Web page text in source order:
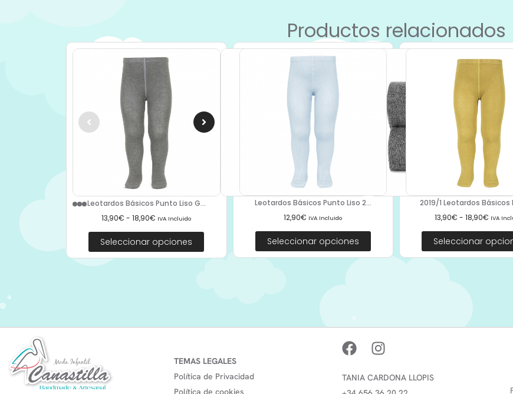
Productos relacionados
Leotardos Básicos Punto Liso G...
13,90€ - 18,90€ IVA Incluido
Seleccionar opciones
Leotardos Básicos Punto Liso 2...
12,90€ IVA Incluido
Seleccionar opciones
2019/1 Leotardos Básicos
13,90€ - 18,90€ IVA
Seleccionar
TEMAS LEGALES
Política de Privacidad
Política de cookies
TANIA CARDONA LLOPIS